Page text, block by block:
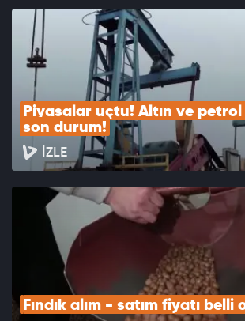
Piyasalar uçtu! Altın ve
son durum!
İZLE
Fındık alım - satım fiyatı belli